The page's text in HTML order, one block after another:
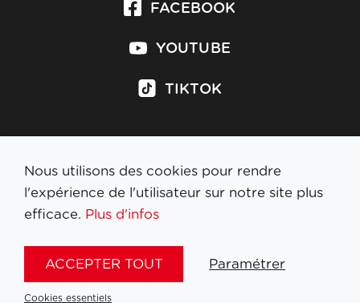
FACEBOOK
YOUTUBE
TIKTOK
S'inscrire à la newsletter
Nous utilisons des cookies pour rendre
l'expérience de l'utilisateur sur notre site plus
efficace. Plus d'infos
ACCEPTER TOUT Paramétrer
Cookies essentiels